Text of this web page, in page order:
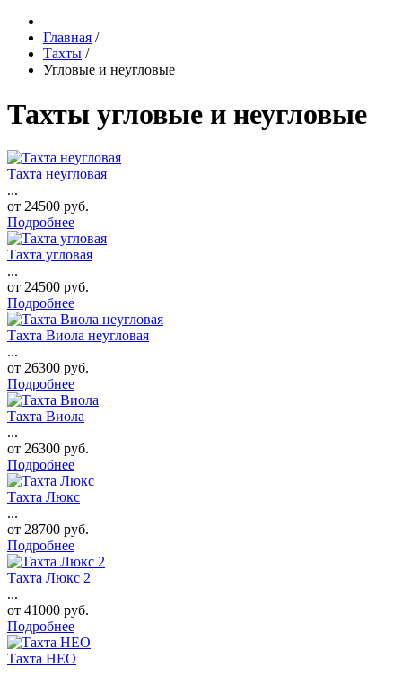
Главная /
Тахты /
Угловые и неугловые
Тахты угловые и неугловые
Тахта неугловая
...
от 24500 руб.
Подробнее
Тахта угловая
...
от 24500 руб.
Подробнее
Тахта Виола неугловая
...
от 26300 руб.
Подробнее
Тахта Виола
...
от 26300 руб.
Подробнее
Тахта Люкс
...
от 28700 руб.
Подробнее
Тахта Люкс 2
...
от 41000 руб.
Подробнее
Тахта НЕО